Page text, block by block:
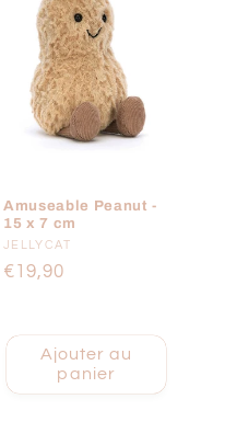
Amuseable Peanut -
15 x 7 cm
Fournisseur :
JELLYCAT
Prix
€19,90
Ajouter au
panier